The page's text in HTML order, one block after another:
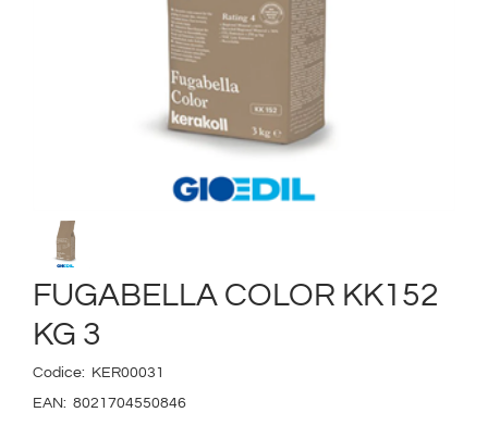
FUGABELLA COLOR KK152
KG 3
Codice:
KER00031
EAN: 8021704550846